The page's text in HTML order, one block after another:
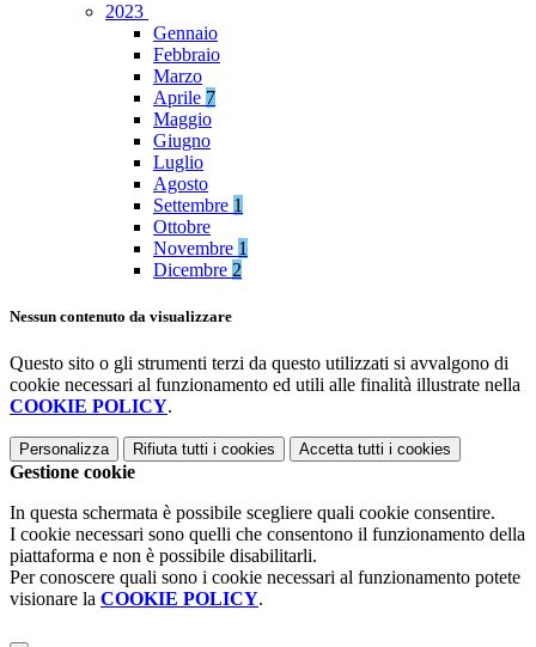
2023
Gennaio
Febbraio
Marzo
Aprile 7
Maggio
Giugno
Luglio
Agosto
Settembre 1
Ottobre
Novembre 1
Dicembre 2
Nessun contenuto da visualizzare
Questo sito o gli strumenti terzi da questo utilizzati si avvalgono di
cookie necessari al funzionamento ed utili alle finalità illustrate nella
COOKIE POLICY.
Personalizza Rifiuta tutti i cookies Accetta tutti i cookies
Gestione cookie
In questa schermata è possibile scegliere quali cookie consentire.
I cookie necessari sono quelli che consentono il funzionamento della
piattaforma e non è possibile disabilitarli.
Per conoscere quali sono i cookie necessari al funzionamento potete
visionare la COOKIE POLICY.